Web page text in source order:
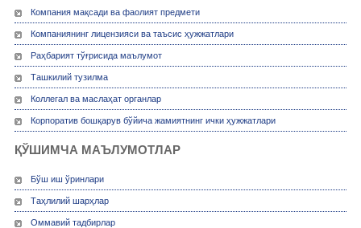
Компания мақсади ва фаолият предмети
Компаниянинг лицензияси ва таъсис ҳужжатлари
Раҳбарият тўғрисида маълумот
Ташкилий тузилма
Коллегал ва маслаҳат органлар
Корпоратив бошқарув бўйича жамиятнинг ички ҳужжатлари
ҚЎШИМЧА МАЪЛУМОТЛАР
Бўш иш ўринлари
Таҳлилий шарҳлар
Оммавий тадбирлар